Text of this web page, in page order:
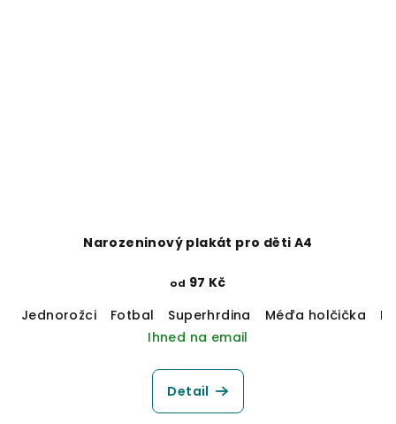
Narozeninový plakát pro děti A4
od 97 Kč
Jednorožci
Fotbal Superhrdina Méďa holčička
Ihned na email
Detail